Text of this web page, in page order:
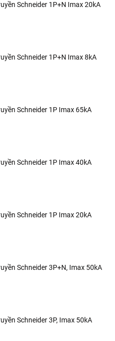
Schneider 1P+N Imax 20kA
Schneider 1P+N Imax 8kA
Schneider 1P Imax 65kA
Schneider 1P Imax 40kA
Schneider 1P Imax 20kA
Schneider 3P+N, Imax 50kA
Schneider 3P, Imax 50kA